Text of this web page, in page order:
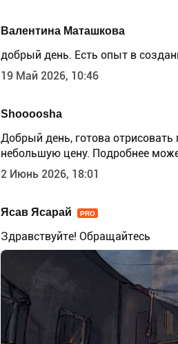
Валентина Маташкова
добрый день. Есть опыт в
19 Май 2026, 10:46
Shoooosha
Добрый день, готова отрисовать
небольшую цену. Подробнее
2 Июнь 2026, 18:01
Ясав Ясарай PRO
Здравствуйте! Обращайтесь